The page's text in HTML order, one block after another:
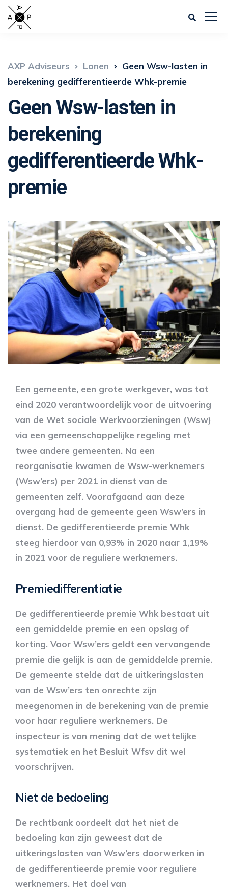
AXP Adviseurs Lonen
Geen Wsw-lasten in
berekening gedifferentieerde Whk-premie
Geen Wsw-lasten in
berekening
gedifferentieerde Whk-
premie
Een gemeente, een grote werkgever, was tot
eind 2020 verantwoordelijk voor de uitvoering
van de Wet sociale Werkvoorzieningen (Wsw)
via een gemeenschappelijke regeling met
twee andere gemeenten. Na een
reorganisatie kwamen de Wsw-werknemers
(Wsw’ers) per 2021 in dienst van de
gemeenten zelf. Voorafgaand aan deze
overgang had de gemeente geen Wsw’ers in
dienst. De gedifferentieerde premie Whk
steeg hierdoor van 0,93% in 2020 naar 1,19%
in 2021 voor de reguliere werknemers.
Premiedifferentiatie
De gedifferentieerde premie Whk bestaat uit
een gemiddelde premie en een opslag of
korting. Voor Wsw’ers geldt een vervangende
premie die gelijk is aan de gemiddelde premie.
De gemeente stelde dat de uitkeringslasten
van de Wsw’ers ten onrechte zijn
meegenomen in de berekening van de premie
voor haar reguliere werknemers. De
inspecteur is van mening dat de wettelijke
systematiek en het Besluit Wfsv dit wel
voorschrijven.
Niet de bedoeling
De rechtbank oordeelt dat het niet de
bedoeling kan zijn geweest dat de
uitkeringslasten van Wsw’ers doorwerken in
de gedifferentieerde premie voor reguliere
werknemers. Het doel van